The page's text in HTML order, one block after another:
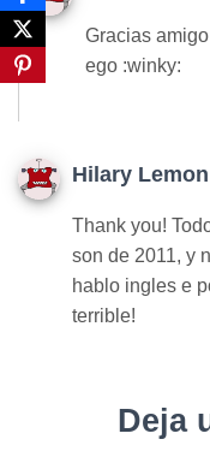
Gracias
ego :winky:
Hilary Lemon
Thank you!
son de 2011, y
hablo ingles e
terrible!
Deja